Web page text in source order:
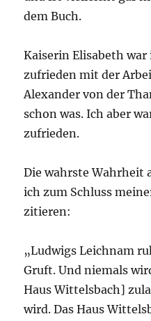
dem Buch.
Kaiserin Elisabeth war
zufrieden mit der
Alexander von der
schon was. Ich aber
zufrieden.
Die wahrste Wahrheit
ich zum Schluss
zitieren:
„Ludwigs Leichnam
Gruft. Und niemals
Haus Wittelsbach]
wird. Das Haus